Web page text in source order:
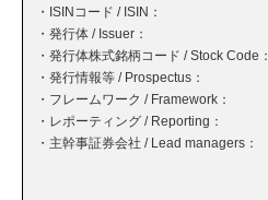
・ISINコード / ISIN：
・発行体 / Issuer：
・発行体株式銘柄コード / Stock Code：
・発行情報等 / Prospectus：
・フレームワーク / Framework：
・レポーティング / Reporting：
・主幹事証券会社 / Lead managers：